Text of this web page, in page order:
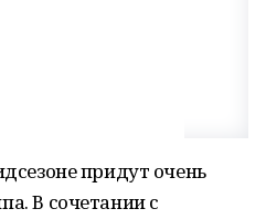
придут очень
В сочетании с